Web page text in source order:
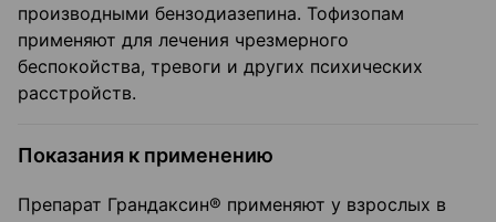
производными бензодиазепина. Тофизопам
применяют для лечения чрезмерного
беспокойства, тревоги и других психических
расстройств.
Показания к применению
Препарат Грандаксин® применяют у взрослых в